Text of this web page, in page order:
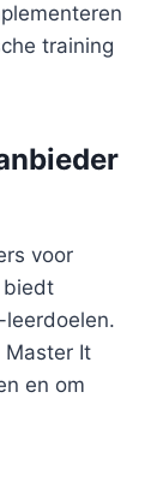
training
voor
biedt
leerdoelen.
Master It
en om